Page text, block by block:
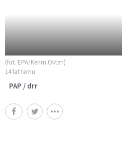
(fot. EPA/Kerim Okten)
14 lat temu
PAP / drr